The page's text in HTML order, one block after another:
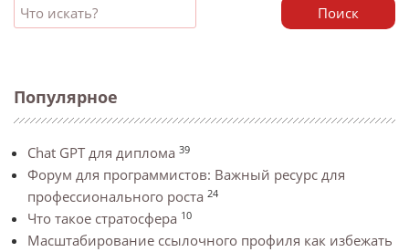
Поиск
Популярное
Chat GPT для диплома 39
Форум для программистов: Важный ресурс для
профессионального роста 24
Что такое стратосфера 10
Масштабирование ссылочного профиля как избежать